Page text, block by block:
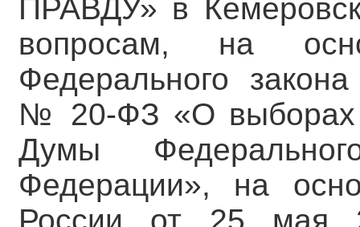
ПРАВДУ» в
вопросам, на
Федерального
№ 20-ФЗ «О выборах
Думы
Федерации», на